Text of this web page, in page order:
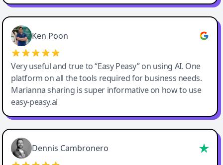
Ken Poon
Very useful and true to “Easy Peasy” on using AI. One
platform on all the tools required for business needs.
Marianna sharing is super informative on how to use
easy-peasy.ai
Dennis Cambronero